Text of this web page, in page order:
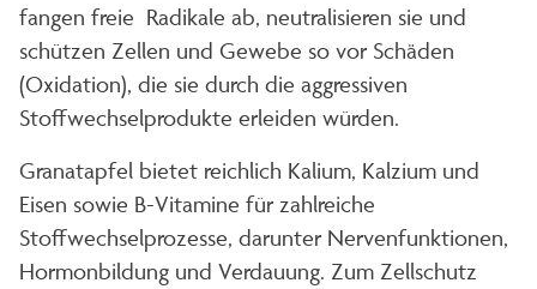
fangen freie Radikale ab, neutralisieren sie und
schützen Zellen und Gewebe so vor Schäden
(Oxidation), die sie durch die aggressiven
Stoffwechselprodukte erleiden würden.
Granatapfel bietet reichlich Kalium, Kalzium und
Eisen sowie B-Vitamine für zahlreiche
Stoffwechselprozesse, darunter Nervenfunktionen,
Hormonbildung und Verdauung. Zum Zellschutz